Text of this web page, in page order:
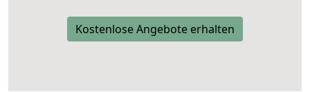
Kostenlose Angebote erhalten